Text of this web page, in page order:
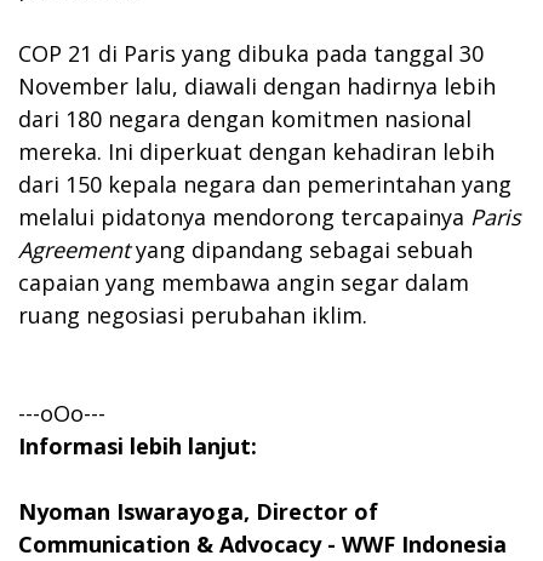
COP 21 di Paris yang dibuka pada tanggal 30
November lalu, diawali dengan hadirnya lebih
dari 180 negara dengan komitmen nasional
mereka. Ini diperkuat dengan kehadiran lebih
dari 150 kepala negara dan pemerintahan yang
melalui pidatonya mendorong tercapainya Paris
Agreementyang dipandang sebagai sebuah
capaian yang membawa angin segar dalam
ruang negosiasi perubahan iklim.
---oOo---
Informasi lebih lanjut:
Nyoman Iswarayoga, Director of
Communication & Advocacy - WWF Indonesia